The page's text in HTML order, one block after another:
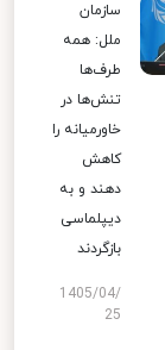
سازمان
ملل: همه
طرف‌ها
تنش‌ها در
خاورمیانه را
کاهش
دهند و به
دیپلماسی
بازگردند
1405/04/
25